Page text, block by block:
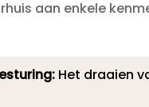
aan enkele
Het draaien